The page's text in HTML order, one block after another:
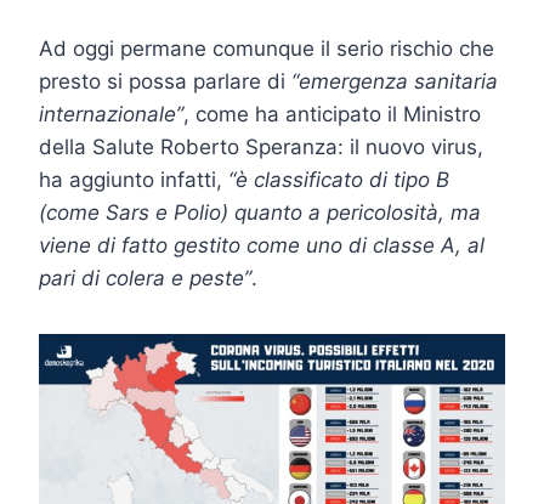
Ad oggi permane comunque il serio rischio che
presto si possa parlare di “emergenza sanitaria
internazionale”, come ha anticipato il Ministro
della Salute Roberto Speranza: il nuovo virus,
ha aggiunto infatti, “è classificato di tipo B
(come Sars e Polio) quanto a pericolosità, ma
viene di fatto gestito come uno di classe A, al
pari di colera e peste”.